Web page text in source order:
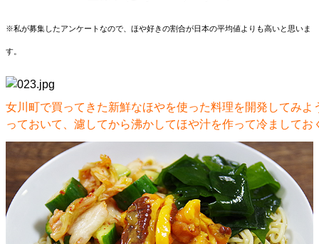
※私が募集したアンケートなので、ほや好きの割合が日本の平均値よりも高いと思いま
す。
女川町で買ってきた新鮮なほやを使った料理を開発してみよ
っておいて、濾してから沸かしてほや汁を作って冷ましてお